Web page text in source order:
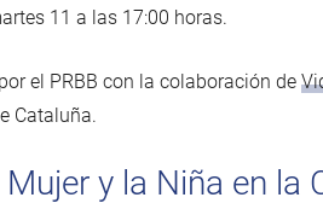
11 a las 17:00 horas.
el PRBB con la colaboración de
Cataluña.
y la Niña en la